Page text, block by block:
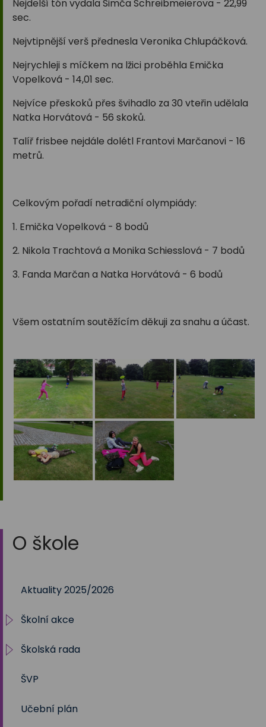
Nejdelší tón vydala Simča Schreibmeierova - 22,99
sec.
Nejvtipnější verš přednesla Veronika Chlupáčková.
Nejrychleji s míčkem na lžici proběhla Emička
Vopelková - 14,01 sec.
Nejvíce přeskoků přes švihadlo za 30 vteřin udělala
Natka Horvátová - 56 skoků.
Talíř frisbee nejdále dolétl Frantovi Marčanovi - 16
metrů.
Celkovým pořadí netradiční olympiády:
1. Emička Vopelková - 8 bodů
2. Nikola Trachtová a Monika Schiesslová - 7 bodů
3. Fanda Marčan a Natka Horvátová - 6 bodů
Všem ostatním soutěžícím děkuji za snahu a účast.
O škole
Aktuality 2025/2026
Školní akce
2025/2026
2024/2025
2023/2024
Školská rada
Volby 2017
Volby 2020
ŠVP
Učební plán